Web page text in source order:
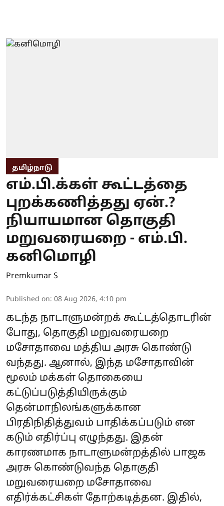
தமிழ்நாடு
எம்.பி.க்கள் கூட்டத்தை
புறக்கணித்தது ஏன்.?
நியாயமான தொகுதி
மறுவரையறை - எம்.பி.
கனிமொழி
Premkumar S
Published on: 08 Aug 2026, 4:10 pm
கடந்த நாடாளுமன்றக் கூட்டத்தொடரின்
போது, தொகுதி மறுவரையறை
மசோதாவை மத்திய அரசு கொண்டு
வந்தது. ஆனால், இந்த மசோதாவின்
மூலம் மக்கள் தொகையை
கட்டுப்படுத்தியிருக்கும்
தென்மாநிலங்களுக்கான
பிரதிநிதித்துவம் பாதிக்கப்படும் என
கடும் எதிர்ப்பு எழுந்தது. இதன்
காரணமாக நாடாளுமன்றத்தில் பாஜக
அரசு கொண்டுவந்த தொகுதி
மறுவரையறை மசோதாவை
எதிர்க்கட்சிகள் தோற்கடித்தன. இதில்,